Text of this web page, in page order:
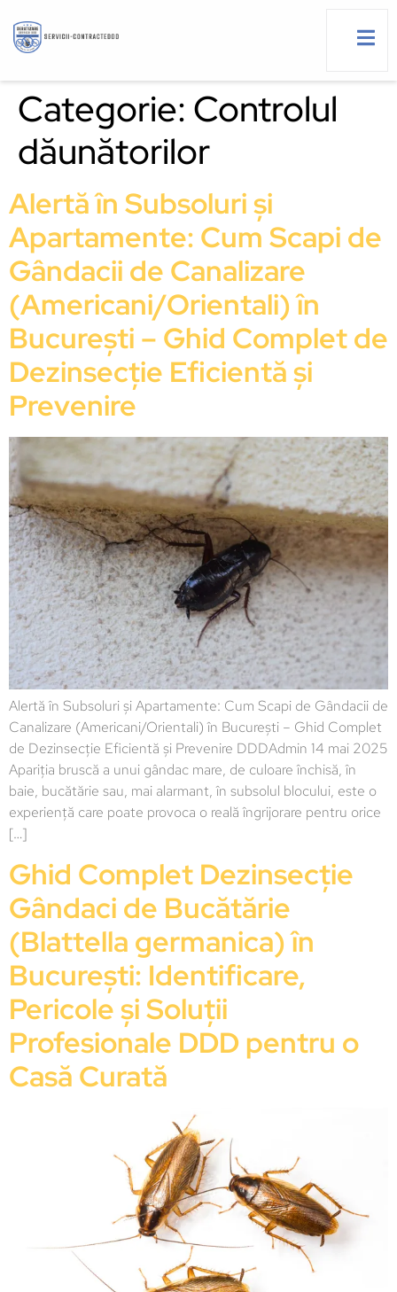
Categorie: Controlul
dăunătorilor
Alertă în Subsoluri și
Apartamente: Cum Scapi de
Gândacii de Canalizare
(Americani/Orientali) în
București – Ghid Complet de
Dezinsecție Eficientă și
Prevenire
Alertă în Subsoluri și Apartamente: Cum Scapi de Gândacii de
Canalizare (Americani/Orientali) în București – Ghid Complet
de Dezinsecție Eficientă și Prevenire DDDAdmin 14 mai 2025
Apariția bruscă a unui gândac mare, de culoare închisă, în
baie, bucătărie sau, mai alarmant, în subsolul blocului, este o
experiență care poate provoca o reală îngrijorare pentru orice
[…]
Ghid Complet Dezinsecție
Gândaci de Bucătărie
(Blattella germanica) în
București: Identificare,
Pericole și Soluții
Profesionale DDD pentru o
Casă Curată